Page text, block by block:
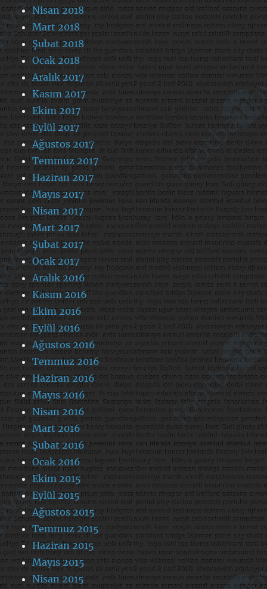
Nisan 2018
Mart 2018
Şubat 2018
Ocak 2018
Aralık 2017
Kasım 2017
Ekim 2017
Eylül 2017
Ağustos 2017
Temmuz 2017
Haziran 2017
Mayıs 2017
Nisan 2017
Mart 2017
Şubat 2017
Ocak 2017
Aralık 2016
Kasım 2016
Ekim 2016
Eylül 2016
Ağustos 2016
Temmuz 2016
Haziran 2016
Mayıs 2016
Nisan 2016
Mart 2016
Şubat 2016
Ocak 2016
Ekim 2015
Eylül 2015
Ağustos 2015
Temmuz 2015
Haziran 2015
Mayıs 2015
Nisan 2015